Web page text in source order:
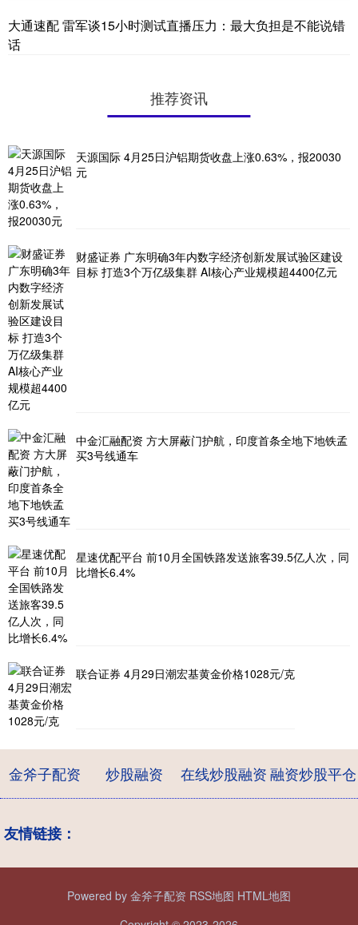
大通速配 雷军谈15小时测试直播压力：最大负担是不能说错
话
推荐资讯
天源国际 4月25日沪铝期货收盘上涨0.63%，报20030
元
财盛证券 广东明确3年内数字经济创新发展试验区建设
目标 打造3个万亿级集群 AI核心产业规模超4400亿元
中金汇融配资 方大屏蔽门护航，印度首条全地下地铁孟
买3号线通车
星速优配平台 前10月全国铁路发送旅客39.5亿人次，同
比增长6.4%
联合证券 4月29日潮宏基黄金价格1028元/克
金斧子配资 炒股融资 在线炒股融资融资炒股平仓
友情链接：
Powered by 金斧子配资 RSS地图 HTML地图